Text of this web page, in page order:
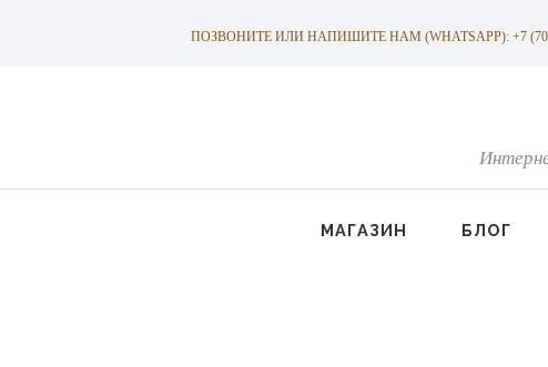
ПОЗВОНИТЕ ИЛИ НАПИШИТЕ НАМ (WHATSAPP): +7
МАГАЗИН БЛОГ